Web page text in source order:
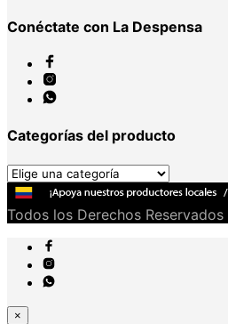
Conéctate con La Despensa
Categorías del producto
Todos los Derechos Reservados
×